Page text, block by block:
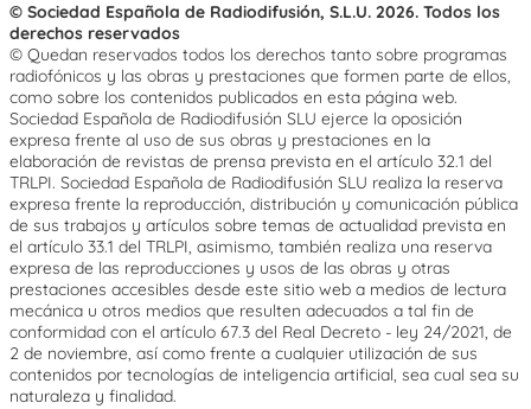
© Sociedad Española de Radiodifusión, S.L.U. 2026. Todos los
derechos reservados
© Quedan reservados todos los derechos tanto sobre programas
radiofónicos y las obras y prestaciones que formen parte de ellos,
como sobre los contenidos publicados en esta página web.
Sociedad Española de Radiodifusión SLU ejerce la oposición
expresa frente al uso de sus obras y prestaciones en la
elaboración de revistas de prensa prevista en el artículo 32.1 del
TRLPI. Sociedad Española de Radiodifusión SLU realiza la reserva
expresa frente la reproducción, distribución y comunicación pública
de sus trabajos y artículos sobre temas de actualidad prevista en
el artículo 33.1 del TRLPI, asimismo, también realiza una reserva
expresa de las reproducciones y usos de las obras y otras
prestaciones accesibles desde este sitio web a medios de lectura
mecánica u otros medios que resulten adecuados a tal fin de
conformidad con el artículo 67.3 del Real Decreto - ley 24/2021, de
2 de noviembre, así como frente a cualquier utilización de sus
contenidos por tecnologías de inteligencia artificial, sea cual sea su
naturaleza y finalidad.